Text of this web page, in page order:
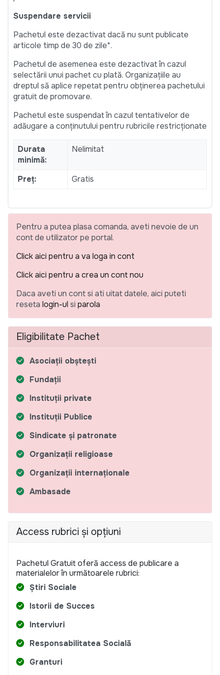
Suspendare servicii
Pachetul este dezactivat dacă nu sunt publicate
articole timp de 30 de zile*.
Pachetul de asemenea este dezactivat în cazul
selectării unui pachet cu plată. Organizațiile au
dreptul să aplice repetat pentru obținerea pachetului
gratuit de promovare.
Pachetul este suspendat în cazul tentativelor de
adăugare a conținutului pentru rubricile restricționate
Durata
minimă:
Nelimitat
Preț: Gratis
Pentru a putea plasa comanda, aveti nevoie de un
cont de utilizator pe portal.
Click aici pentru a va loga in cont
Click aici pentru a crea un cont nou
Daca aveti un cont si ati uitat datele, aici puteti
reseta login-ul si parola
Eligibilitate Pachet
Asociații obștești
Fundații
Instituții private
Instituții Publice
Sindicate și patronate
Organizații religioase
Organizații internaționale
Ambasade
Access rubrici și opțiuni
Pachetul Gratuit oferă access de publicare a
materialelor în următoarele rubrici:
Știri Sociale
Istorii de Succes
Interviuri
Responsabilitatea Socială
Granturi